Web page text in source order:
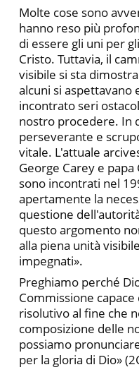
Molte cose sono
hanno reso più
di essere gli uni per
Cristo. Tuttavia, il
visibile si sta
alcuni si aspettavano
incontrato seri
nostro procedere. In
perseverante e
vitale. L'attuale
George Carey e papa
sono incontrati nel
apertamente la
questione
questo argomento
alla piena unità
impegnati».
Preghiamo perché
Commissione
risolutivo al fine che
composizione delle
possiamo
per la gloria di Dio»